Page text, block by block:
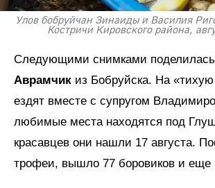
Улов бобруйчан Зинаиды и Василия
Костричи Кировского района,
Следующими снимками поделилась
Аврамчик из Бобруйска. На «тихую
ездят вместе с супругом
любимые места находятся под
красавцев они нашли 17 августа.
трофеи, вышло 77 боровиков и еще